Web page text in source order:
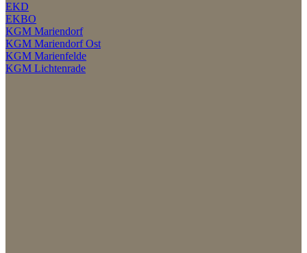
EKD
EKBO
KGM Mariendorf
KGM Mariendorf Ost
KGM Marienfelde
KGM Lichtenrade